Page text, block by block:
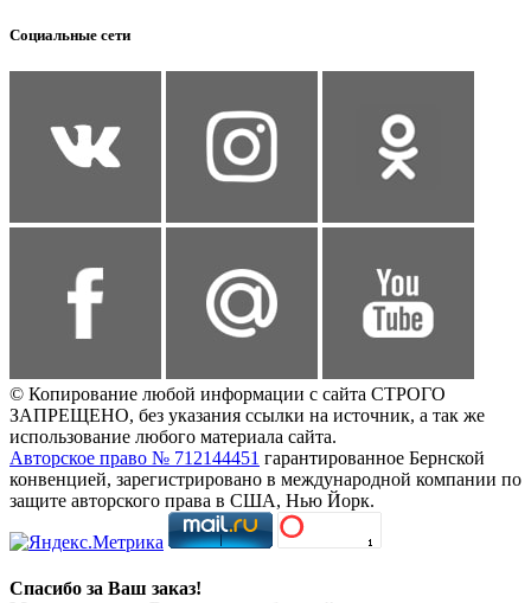
Социальные сети
© Копирование любой информации с сайта СТРОГО
ЗАПРЕЩЕНО, без указания ссылки на источник, а так же
использование любого материала сайта.
Авторское право № 712144451 гарантированное Бернской
конвенцией, зарегистрировано в международной компании по
защите авторского права в США, Нью Йорк.
Спасибо за Ваш заказ!